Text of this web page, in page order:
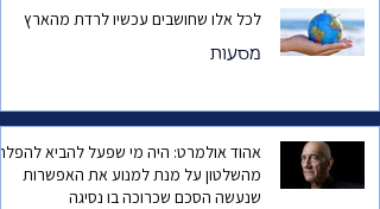
לכל אלו שחושבים עכשיו לרדת מהארץ
מסעות
אהוד אולמרט: היה מי שפעל להביא
מהשלטון על מנת למנוע את האפשרות
שנעשה הסכם שכרוכה בו נסיגה